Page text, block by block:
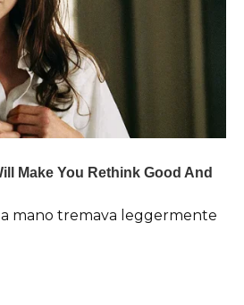
mano tremava leggermente